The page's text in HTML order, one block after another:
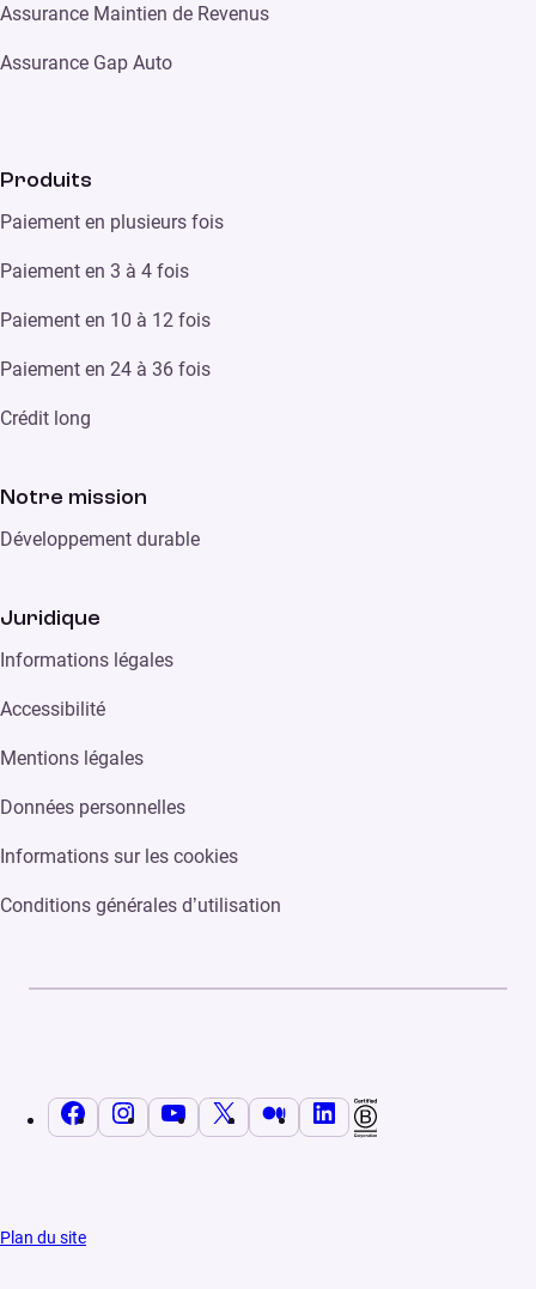
Assurance Maintien de Revenus
Assurance Gap Auto
Produits
Paiement en plusieurs fois
Paiement en 3 à 4 fois
Paiement en 10 à 12 fois
Paiement en 24 à 36 fois
Crédit long
Notre mission
Développement durable
Juridique
Informations légales
Accessibilité
Mentions légales
Données personnelles
Informations sur les cookies
Conditions générales d’utilisation
Plan du site
FacebookInstagramYouTube MediumLinkedIn